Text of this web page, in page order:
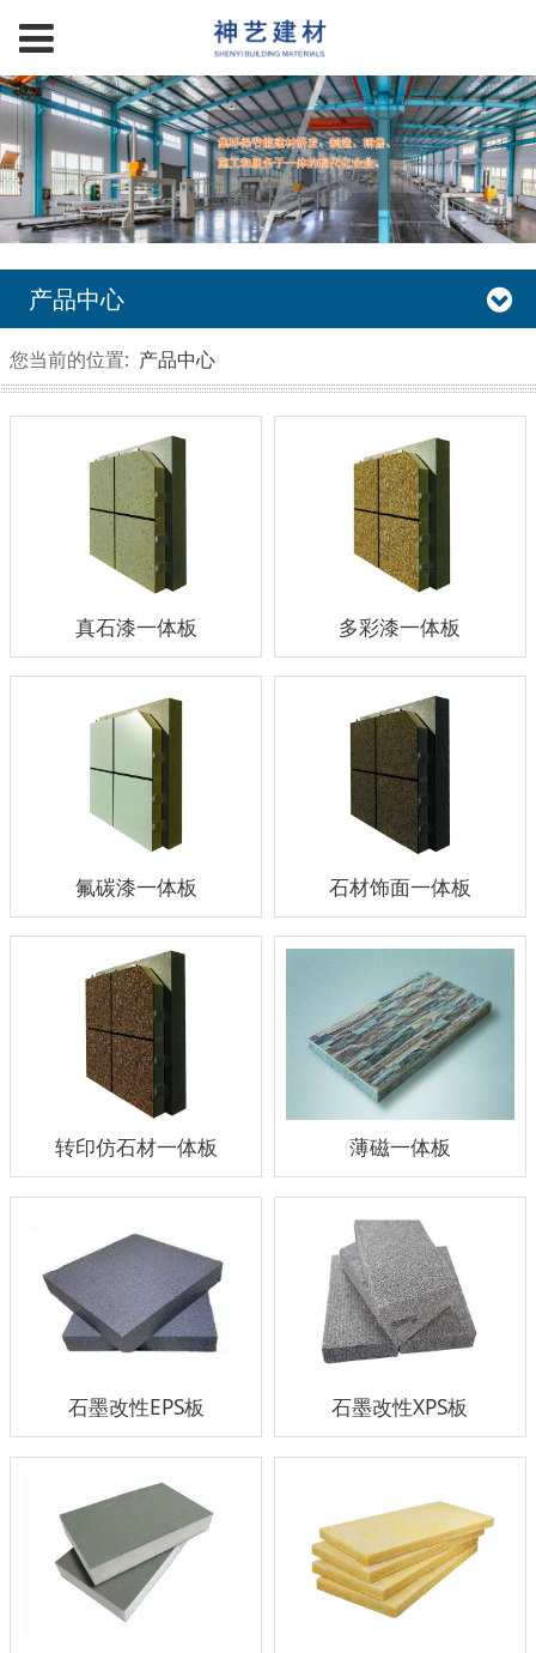
产品中心
您当前的位置: 产品中心
真石漆一体板 多彩漆一体板
氟碳漆一体板 石材饰面一体板
转印仿石材一体板 薄磁一体板
石墨改性EPS板 石墨改性XPS板